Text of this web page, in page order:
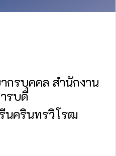
กรบุคคล สำนักงาน
รบดี
นครินทรวิโรฒ